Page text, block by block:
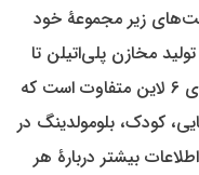
زیر مجموعۀ خود
مخازن پلی‌اتیلن تا
ظرفیت 40 هزار لیتر در شرکت مادر، دارای 6 لاین متفاوت است که
کودک، بلومولدینگ در
بیشتر دربارۀ هر